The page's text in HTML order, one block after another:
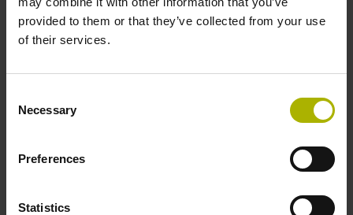
provided to them or that they’ve collected from your use
of their services.
Selection
Necessary
Preferences
Statistics
Referenzimpulsbreite
90°
Max. Abtastfrequenz